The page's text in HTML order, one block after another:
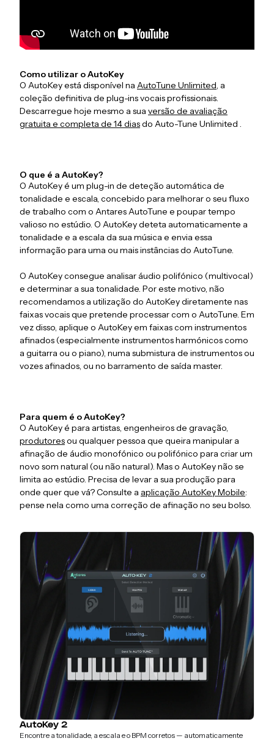
Como utilizar o AutoKey
O AutoKey está disponível na AutoTune Unlimited, a
coleção definitiva de plug-ins vocais profissionais.
Descarregue hoje mesmo a sua versão de avaliação
gratuita e completa de 14 diasdo Auto-Tune Unlimited .
O que é a AutoKey?
O AutoKey é um plug-in de deteção automática de
tonalidade e escala, concebido para melhorar o seu fluxo
de trabalho com o Antares AutoTune e poupar tempo
valioso no estúdio. O AutoKey deteta automaticamente a
tonalidade e a escala da sua música e envia essa
informação para uma ou mais instâncias do AutoTune.
O AutoKey consegue analisar áudio polifónico (multivocal)
e determinar a sua tonalidade. Por este motivo, não
recomendamos a utilização do AutoKey diretamente nas
faixas vocais que pretende processar com o AutoTune. Em
vez disso, aplique o AutoKey em faixas com instrumentos
afinados (especialmente instrumentos harmónicos como
a guitarra ou o piano), numa submistura de instrumentos ou
vozes afinados, ou no barramento de saída master.
Para quem é o AutoKey?
O AutoKey é para artistas, engenheiros de gravação,
produtoresou qualquer pessoa que queira manipular a
afinação de áudio monofónico ou polifónico para criar um
novo som natural (ou não natural). Mas o AutoKey não se
limita ao estúdio. Precisa de levar a sua produção para
onde quer que vá? Consulte a aplicação AutoKey Mobile:
pense nela como uma correção de afinação no seu bolso.
AutoKey 2
Encontre a tonalidade, a escala e o BPM corretos — automaticamente